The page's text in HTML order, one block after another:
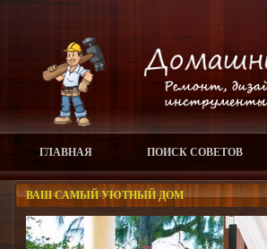
ГЛАВНАЯ ПОИСК СОВЕТОВ
ВАШ САМЫЙ УЮТНЫЙ ДОМ